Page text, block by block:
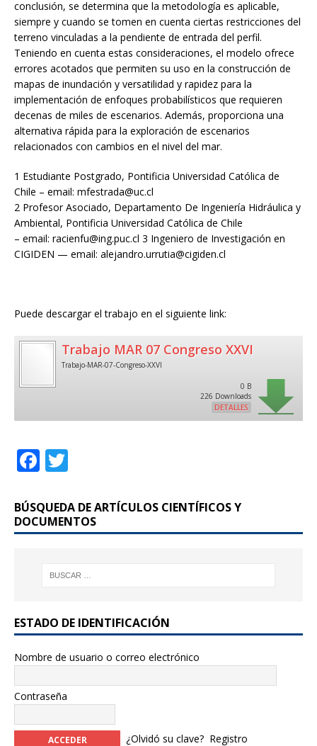
conclusión, se determina que la metodología es aplicable,
siempre y cuando se tomen en cuenta ciertas restricciones del
terreno vinculadas a la pendiente de entrada del perfil.
Teniendo en cuenta estas consideraciones, el modelo ofrece
errores acotados que permiten su uso en la construcción de
mapas de inundación y versatilidad y rapidez para la
implementación de enfoques probabilísticos que requieren
decenas de miles de escenarios. Además, proporciona una
alternativa rápida para la exploración de escenarios
relacionados con cambios en el nivel del mar.
1 Estudiante Postgrado, Pontificia Universidad Católica de
Chile – email: mfestrada@uc.cl
2 Profesor Asociado, Departamento De Ingeniería Hidráulica y
Ambiental, Pontificia Universidad Católica de Chile
– email: racienfu@ing.puc.cl 3 Ingeniero de Investigación en
CIGIDEN — email: alejandro.urrutia@cigiden.cl
Puede descargar el trabajo en el siguiente link:
Trabajo MAR 07 Congreso XXVI
Trabajo-MAR-07-Congreso-XXVI
0 B
226 Downloads
DETALLES
F
c
e
o
k
it
te
BÚSQUEDA DE ARTÍCULOS CIENTÍFICOS Y
DOCUMENTOS
ESTADO DE IDENTIFICACIÓN
Nombre de usuario o correo electrónico
Contraseña
¿Olvidó su clave? Registro